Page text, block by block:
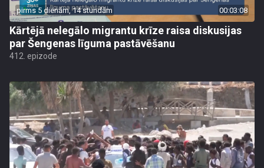
pirms 5 dienām, 14 stundām 00:03:08
Kārtējā nelegālo migrantu krīze raisa diskusijas
par Šengenas līguma pastāvēšanu
412. epizode